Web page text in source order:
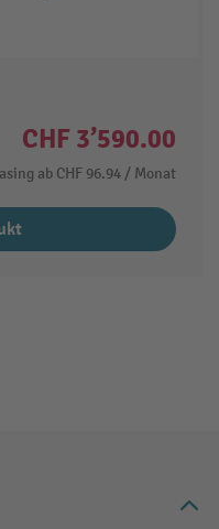
CHF 3’590.00
ab CHF 96.94 / Monat